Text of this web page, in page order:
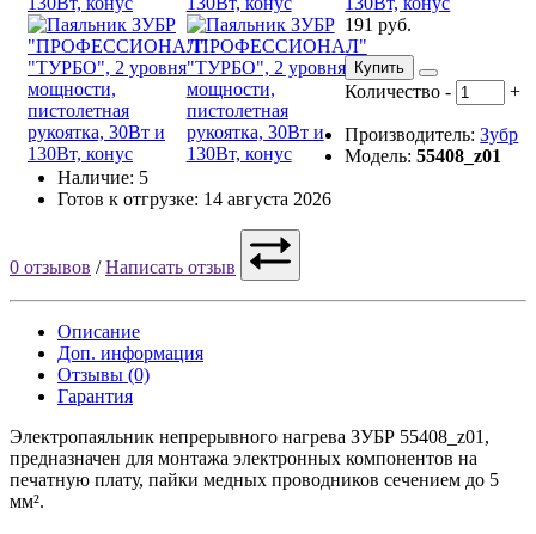
191 руб.
Купить
Количество - +
Производитель:Зубр
Модель: 55408_z01
Наличие: 5
Готов к отгрузке: 14 августа 2026
0 отзывов /Написать отзыв
Описание
Доп. информация
Отзывы (0)
Гарантия
Электропаяльник непрерывного нагрева ЗУБР 55408_z01,
предназначен для монтажа электронных компонентов на
печатную плату, пайки медных проводников сечением до 5
мм².